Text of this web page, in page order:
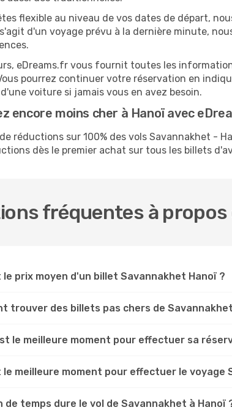
flexible au niveau de vos dates de départ,
s'agit d'un voyage prévu à la dernière minute,
eDreams.fr vous fournit toutes les
pourrez continuer votre réservation en
voiture si jamais vous en avez besoin.
encore moins cher à Hanoï avec
réductions sur 100% des vols Savannakhet -
dès le premier achat sur tous les billets
fréquentes à
le prix moyen d'un billet Savannakhet Hanoï ?
trouver des billets pas chers de
le meilleure moment pour effectuer sa
le meilleure moment pour effectuer le voyage
de temps dure le vol de Savannakhet à Hanoï